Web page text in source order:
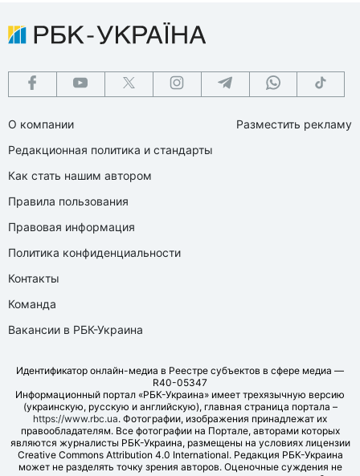
О компании
Редакционная политика и стандарты
Как стать нашим автором
Правила пользования
Правовая информация
Политика конфиденциальности
Контакты
Команда
Вакансии в РБК-Украина
Разместить рекламу
Идентификатор онлайн-медиа в Реестре субъектов в сфере медиа —
R40-05347
Информационный портал «РБК-Украина» имеет трехязычную версию
(украинскую, русскую и английскую), главная страница портала –
https://www.rbc.ua. Фотографии, изображения принадлежат их
правообладателям. Все фотографии на Портале, авторами которых
являются журналисты РБК-Украина, размещены на условиях лицензии
Creative Commons Attribution 4.0 International. Редакция РБК-Украина
может не разделять точку зрения авторов. Оценочные суждения не